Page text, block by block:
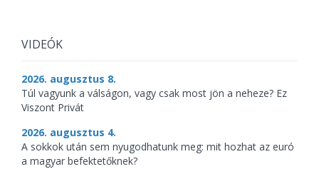
VIDEÓK
2026. augusztus 8.
Túl vagyunk a válságon, vagy csak most jön a neheze? Ez
Viszont Privát
2026. augusztus 4.
A sokkok után sem nyugodhatunk meg: mit hozhat az euró
a magyar befektetőknek?